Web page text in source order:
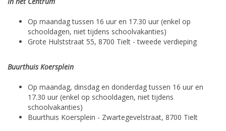
Op maandag tussen 16 uur en 17.30 uur (enkel op
schooldagen, niet tijdens schoolvakanties)
Grote Hulststraat 55, 8700 Tielt - tweede verdieping
Buurthuis Koersplein
Op maandag, dinsdag en donderdag tussen 16 uur en
17.30 uur (enkel op schooldagen, niet tijdens
schoolvakanties)
Buurthuis Koersplein - Zwartegevelstraat, 8700 Tielt